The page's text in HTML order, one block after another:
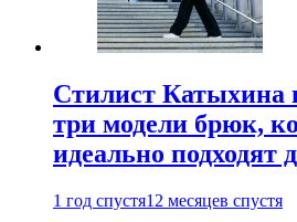
Стилист Катыхина
три модели брюк,
идеально подходят
1 год спустя12 месяцев спустя